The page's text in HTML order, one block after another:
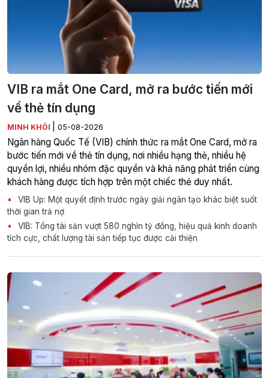
VIB ra mắt One Card, mở ra bước tiến mới
về thẻ tín dụng
MINH KHÔI 05-08-2026
Ngân hàng Quốc Tế (VIB) chính thức ra mắt One Card, mở ra
bước tiến mới về thẻ tín dụng, nơi nhiều hạng thẻ, nhiều hệ
quyền lợi, nhiều nhóm đặc quyền và khả năng phát triển cùng
khách hàng được tích hợp trên một chiếc thẻ duy nhất.
VIB Up: Một quyết định trước ngày giải ngân tạo khác biệt suốt
thời gian trả nợ
VIB: Tổng tài sản vượt 580 nghìn tỷ đồng, hiệu quả kinh doanh
tích cực, chất lượng tài sản tiếp tục được cải thiện